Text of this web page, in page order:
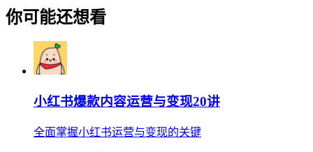
你可能还想看
小红书爆款内容运营与变现20讲
全面掌握小红书运营与变现的关键